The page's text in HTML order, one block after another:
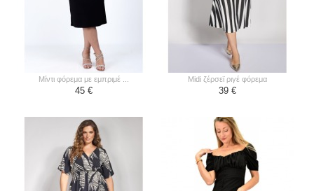
μίντι φόρεμα με εμπριμέ ...
45 €
midi ζέρσεϊ ριγέ φόρεμα
39 €